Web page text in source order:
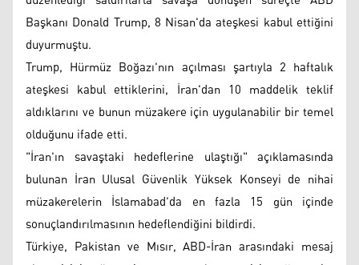
Başkanı Donald Trump, 8 Nisan'da ateşkesi kabul ettiğini
duyurmuştu.
Trump, Hürmüz Boğazı'nın açılması şartıyla 2 haftalık
ateşkesi kabul ettiklerini, İran'dan 10 maddelik teklif
aldıklarını ve bunun müzakere için uygulanabilir bir temel
olduğunu ifade etti.
"İran'ın savaştaki hedeflerine ulaştığı" açıklamasında
bulunan İran Ulusal Güvenlik Yüksek Konseyi de nihai
müzakerelerin İslamabad'da en fazla 15 gün içinde
sonuçlandırılmasının hedeflendiğini bildirdi.
Türkiye, Pakistan ve Mısır, ABD-İran arasındaki mesaj